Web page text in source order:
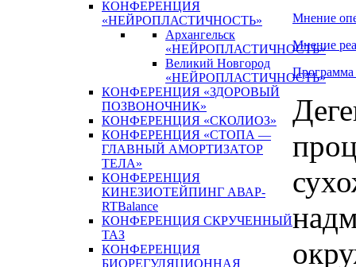
КОНФЕРЕНЦИЯ
«НЕЙРОПЛАСТИЧНОСТЬ»
Архангельск
«НЕЙРОПЛАСТИЧНОСТЬ»
Великий Новгород
«НЕЙРОПЛАСТИЧНОСТЬ»
КОНФЕРЕНЦИЯ «ЗДОРОВЫЙ
ПОЗВОНОЧНИК»
КОНФЕРЕНЦИЯ «СКОЛИОЗ»
КОНФЕРЕНЦИЯ «СТОПА —
ГЛАВНЫЙ АМОРТИЗАТОР
ТЕЛА»
КОНФЕРЕНЦИЯ
КИНЕЗИОТЕЙПИНГ АВАР-
RTBalance
КОНФЕРЕНЦИЯ СКРУЧЕННЫЙ
ТАЗ
КОНФЕРЕНЦИЯ
БИОРЕГУЛЯЦИОННАЯ
Мнение
Мнение
Программа